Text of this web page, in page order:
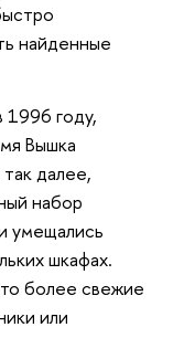
найденные
1996 году,
Вышка
далее,
набор
умещались
шкафах.
более свежие
или